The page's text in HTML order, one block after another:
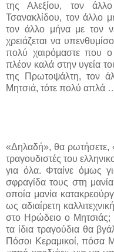
της Αλεξίου, τον
Τσανακλίδου, τον άλλο
τον άλλο μήνα με τον
χρειάζεται να
πολύ χαιρόμαστε που ο
πλέον καλά στην υγεία
της Πρωτοψάλτη, τον
Μητσιά, τότε πολύ απλά
«Δηλαδή», θα ρωτήσετε,
τραγουδιστές του
για όλα. Φταίνε όμως
σφραγίδα τους στη
οποία μανία
ως αδιαίρετη
στο Ηρώδειο ο Μητσιάς;
τα ίδια τραγούδια θα
Πόσοι Κεραμικοί, πόσα